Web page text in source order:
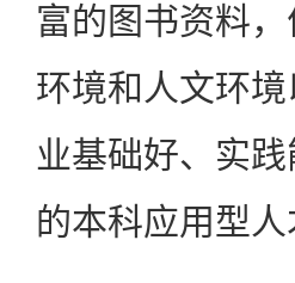
富的图书资料
环境和人文环
业基础好、实
的本科应用型人